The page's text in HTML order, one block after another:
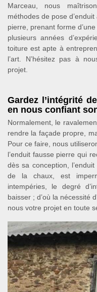
Marceau, nous
méthodes de pose
pierre, prenant forme
plusieurs années
toiture est apte à
l’art. N’hésitez pas à
projet.
Gardez l’intégrité
en nous confiant
Normalement, le
rendre la façade propre,
Pour ce faire, nous
l’enduit fausse pierre qui
dès sa conception,
de la chaux, est
intempéries, le degré
baisser ; d’où la nécessité
nous votre projet en toute